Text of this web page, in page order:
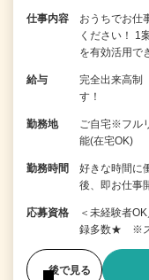
仕事内容
おうちでお仕
ください！ 1
を有効活用
給与
完全出来高制
す！
勤務地
ご自宅※フル
能(在宅OK)
勤務時間
好きな時間に
後、即お仕
応募資格
＜未経験者
録多数★ ※ス
後で見る